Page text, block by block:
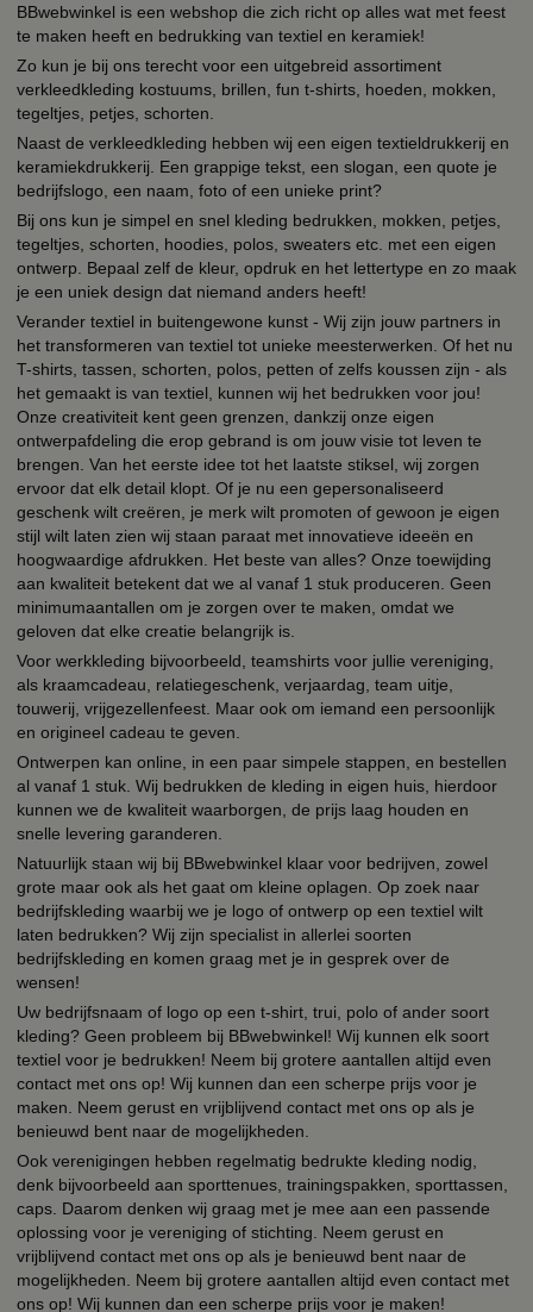
BBwebwinkel is een webshop die zich richt op alles wat met feest
te maken heeft en bedrukking van textiel en keramiek!
Zo kun je bij ons terecht voor een uitgebreid assortiment
verkleedkleding kostuums, brillen, fun t-shirts, hoeden, mokken,
tegeltjes, petjes, schorten.
Naast de verkleedkleding hebben wij een eigen textieldrukkerij en
keramiekdrukkerij. Een grappige tekst, een slogan, een quote je
bedrijfslogo, een naam, foto of een unieke print?
Bij ons kun je simpel en snel kleding bedrukken, mokken, petjes,
tegeltjes, schorten, hoodies, polos, sweaters etc. met een eigen
ontwerp. Bepaal zelf de kleur, opdruk en het lettertype en zo maak
je een uniek design dat niemand anders heeft!
Verander textiel in buitengewone kunst - Wij zijn jouw partners in
het transformeren van textiel tot unieke meesterwerken. Of het nu
T-shirts, tassen, schorten, polos, petten of zelfs koussen zijn - als
het gemaakt is van textiel, kunnen wij het bedrukken voor jou!
Onze creativiteit kent geen grenzen, dankzij onze eigen
ontwerpafdeling die erop gebrand is om jouw visie tot leven te
brengen. Van het eerste idee tot het laatste stiksel, wij zorgen
ervoor dat elk detail klopt. Of je nu een gepersonaliseerd
geschenk wilt creëren, je merk wilt promoten of gewoon je eigen
stijl wilt laten zien wij staan paraat met innovatieve ideeën en
hoogwaardige afdrukken. Het beste van alles? Onze toewijding
aan kwaliteit betekent dat we al vanaf 1 stuk produceren. Geen
minimumaantallen om je zorgen over te maken, omdat we
geloven dat elke creatie belangrijk is.
Voor werkkleding bijvoorbeeld, teamshirts voor jullie vereniging,
als kraamcadeau, relatiegeschenk, verjaardag, team uitje,
touwerij, vrijgezellenfeest. Maar ook om iemand een persoonlijk
en origineel cadeau te geven.
Ontwerpen kan online, in een paar simpele stappen, en bestellen
al vanaf 1 stuk. Wij bedrukken de kleding in eigen huis, hierdoor
kunnen we de kwaliteit waarborgen, de prijs laag houden en
snelle levering garanderen.
Natuurlijk staan wij bij BBwebwinkel klaar voor bedrijven, zowel
grote maar ook als het gaat om kleine oplagen. Op zoek naar
bedrijfskleding waarbij we je logo of ontwerp op een textiel wilt
laten bedrukken? Wij zijn specialist in allerlei soorten
bedrijfskleding en komen graag met je in gesprek over de
wensen!
Uw bedrijfsnaam of logo op een t-shirt, trui, polo of ander soort
kleding? Geen probleem bij BBwebwinkel! Wij kunnen elk soort
textiel voor je bedrukken! Neem bij grotere aantallen altijd even
contact met ons op! Wij kunnen dan een scherpe prijs voor je
maken. Neem gerust en vrijblijvend contact met ons op als je
benieuwd bent naar de mogelijkheden.
Ook verenigingen hebben regelmatig bedrukte kleding nodig,
denk bijvoorbeeld aan sporttenues, trainingspakken, sporttassen,
caps. Daarom denken wij graag met je mee aan een passende
oplossing voor je vereniging of stichting. Neem gerust en
vrijblijvend contact met ons op als je benieuwd bent naar de
mogelijkheden. Neem bij grotere aantallen altijd even contact met
ons op! Wij kunnen dan een scherpe prijs voor je maken!